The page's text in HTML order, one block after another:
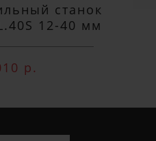
станок
12-40 мм
р.